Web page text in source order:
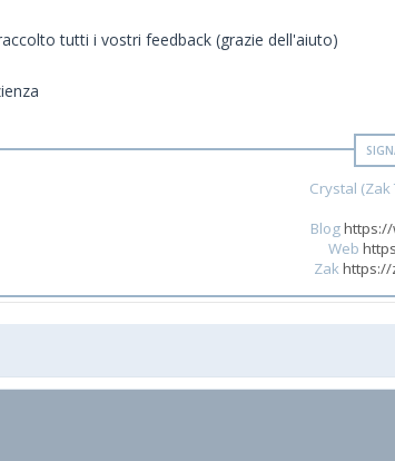
tutti i vostri feedback (grazie dell'aiuto)
Crystal
Blog
Web
Zakhttps://